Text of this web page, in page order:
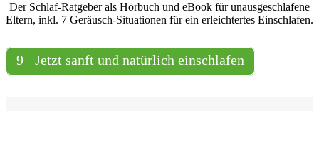
Der Schlaf-Ratgeber als Hörbuch und eBook für unausgeschlafene
Eltern, inkl. 7 Geräusch-Situationen für ein erleichtertes Einschlafen.
Jetzt sanft und natürlich einschlafen